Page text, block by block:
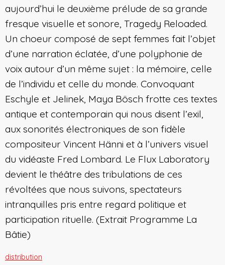
aujourd’hui le deuxième prélude de sa grande
fresque visuelle et sonore, Tragedy Reloaded.
Un choeur composé de sept femmes fait l’objet
d’une narration éclatée, d’une polyphonie de
voix autour d’un même sujet : la mémoire, celle
de l’individu et celle du monde. Convoquant
Eschyle et Jelinek, Maya Bösch frotte ces textes
antique et contemporain qui nous disent l’exil,
aux sonorités électroniques de son fidèle
compositeur Vincent Hänni et à l’univers visuel
du vidéaste Fred Lombard. Le Flux Laboratory
devient le théâtre des tribulations de ces
révoltées que nous suivons, spectateurs
intranquilles pris entre regard politique et
participation rituelle. (Extrait Programme La
Bâtie)
distribution